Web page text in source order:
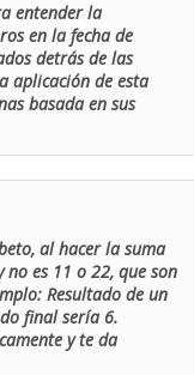
entender la
en la fecha de
detrás de las
aplicación de esta
basada en sus
al hacer la suma
es 11 o 22, que son
Resultado de un
final sería 6.
y te da